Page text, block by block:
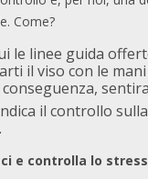
Come?
le linee guida
il viso con le
conseguenza,
il controllo
e controlla lo stress